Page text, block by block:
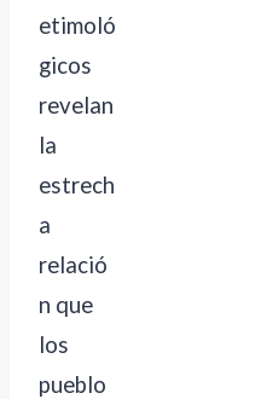
etimoló
gicos
revelan
la
estrech
a
relació
n que
los
pueblo